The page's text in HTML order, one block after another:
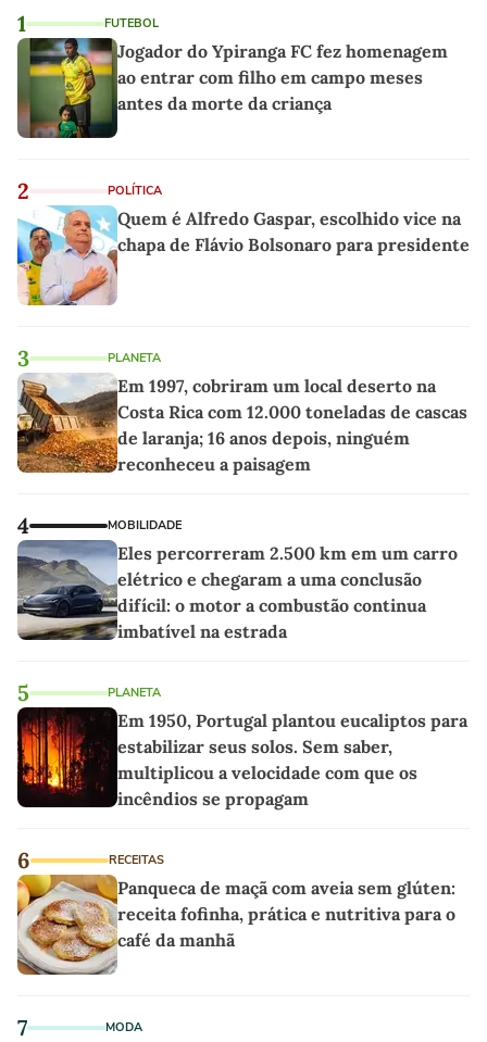
1 FUTEBOL
Jogador do Ypiranga FC fez homenagem
ao entrar com filho em campo meses
antes da morte da criança
2 POLÍTICA
Quem é Alfredo Gaspar, escolhido vice na
chapa de Flávio Bolsonaro para presidente
3 PLANETA
Em 1997, cobriram um local deserto na
Costa Rica com 12.000 toneladas de cascas
de laranja; 16 anos depois, ninguém
reconheceu a paisagem
4 MOBILIDADE
Eles percorreram 2.500 km em um carro
elétrico e chegaram a uma conclusão
difícil: o motor a combustão continua
imbatível na estrada
5 PLANETA
Em 1950, Portugal plantou eucaliptos para
estabilizar seus solos. Sem saber,
multiplicou a velocidade com que os
incêndios se propagam
6 RECEITAS
Panqueca de maçã com aveia sem glúten:
receita fofinha, prática e nutritiva para o
café da manhã
7 MODA